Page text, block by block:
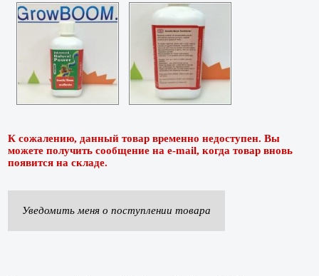
К сожалению, данный товар временно недоступен. Вы
можете получить сообщение на e-mail, когда товар вновь
появится на складе.
Уведомить меня о поступлении товара